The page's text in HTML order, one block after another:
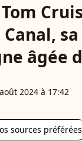
âgée
2024 à 17:42
sources préférées